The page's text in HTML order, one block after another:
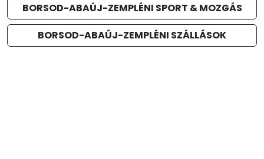
BORSOD-ABAÚJ-ZEMPLÉNI SPORT & MOZGÁS
BORSOD-ABAÚJ-ZEMPLÉNI SZÁLLÁSOK